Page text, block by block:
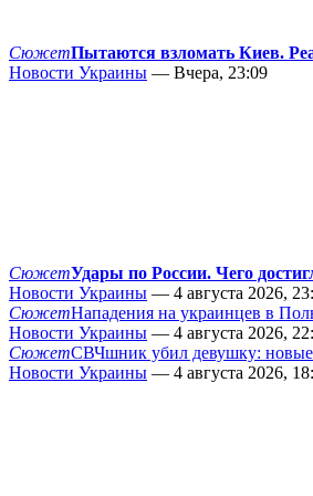
СюжетПытаются взломать Киев.
Новости Украины — Вчера, 23:09
СюжетУдары по России. Чего
Новости Украины — 4 августа 2026,
СюжетНападения на украинцев в
Новости Украины — 4 августа 2026,
СюжетСВЧшник убил девушку: новые
Новости Украины — 4 августа 2026,